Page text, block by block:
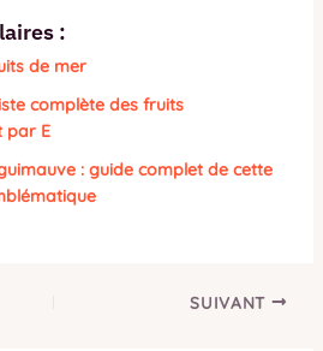
:
de mer
complète des fruits
par E
: guide complet de cette
SUIVANT